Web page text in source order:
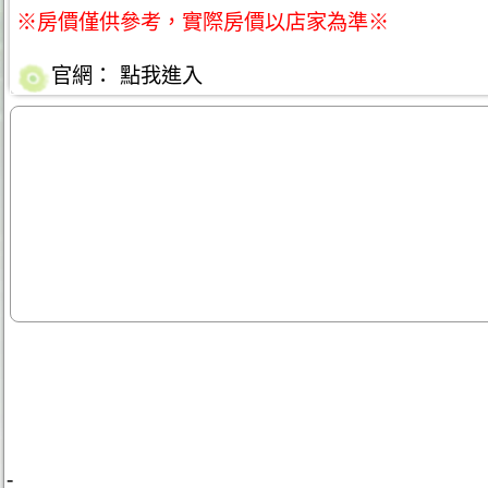
※房價僅供參考，實際房價以店家為準※
官網： 點我進入
-